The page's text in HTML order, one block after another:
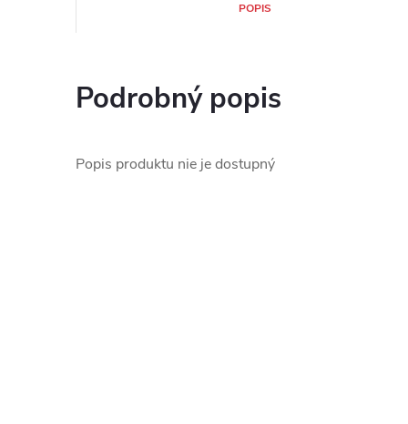
POPIS
Podrobný popis
Popis produktu nie je dostupný